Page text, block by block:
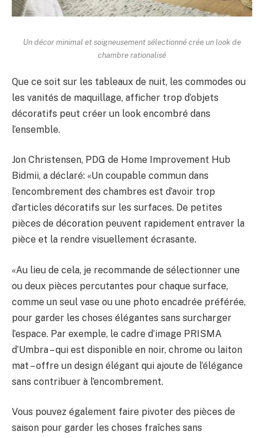
Un décor minimal et soigneusement sélectionné crée un look de
chambre rationalisé
Que ce soit sur les tableaux de nuit, les commodes ou
les vanités de maquillage, afficher trop d’objets
décoratifs peut créer un look encombré dans
l’ensemble.
Jon Christensen, PDG de Home Improvement Hub
Bidmii, a déclaré: «Un coupable commun dans
l’encombrement des chambres est d’avoir trop
d’articles décoratifs sur les surfaces. De petites
pièces de décoration peuvent rapidement entraver la
pièce et la rendre visuellement écrasante.
«Au lieu de cela, je recommande de sélectionner une
ou deux pièces percutantes pour chaque surface,
comme un seul vase ou une photo encadrée préférée,
pour garder les choses élégantes sans surcharger
l’espace. Par exemple, le cadre d’image PRISMA
d’Umbra – qui est disponible en noir, chrome ou laiton
mat – offre un design élégant qui ajoute de l’élégance
sans contribuer à l’encombrement.
Vous pouvez également faire pivoter des pièces de
saison pour garder les choses fraîches sans